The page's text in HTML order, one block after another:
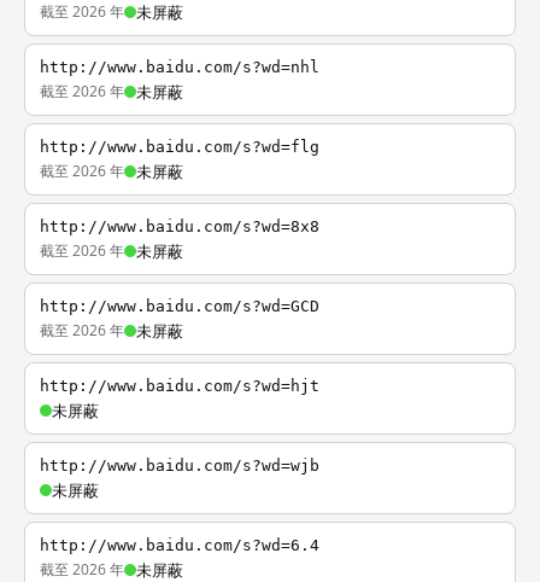
截至 2026 年 未屏蔽
http://www.baidu.com/s?wd=nhl
截至 2026 年 未屏蔽
http://www.baidu.com/s?wd=flg
截至 2026 年 未屏蔽
http://www.baidu.com/s?wd=8x8
截至 2026 年 未屏蔽
http://www.baidu.com/s?wd=GCD
截至 2026 年 未屏蔽
http://www.baidu.com/s?wd=hjt
未屏蔽
http://www.baidu.com/s?wd=wjb
未屏蔽
http://www.baidu.com/s?wd=6.4
截至 2026 年 未屏蔽